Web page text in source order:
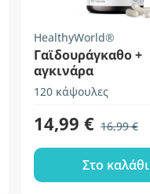
HealthyWorld®
Γαϊδουράγκαθο +
αγκινάρα
120 κάψουλες
14,99 € 16,99 €
Στο καλάθι